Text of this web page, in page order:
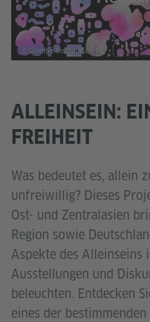
ALLEINSEIN:
FREIHEIT
Was bedeutet es, allein
unfreiwillig? Dieses
Ost- und Zentralasien
Region sowie
Aspekte des Alleinseins
Ausstellungen und
beleuchten. Entdecken
eines der
© Goethe-Institut Korea